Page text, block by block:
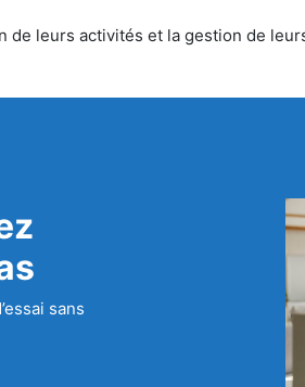
de leurs activités et la gestion de
sans